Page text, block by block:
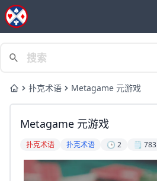
Home扑克术语 Metagame 元游戏
Metagame 元游戏
扑克术语 扑克术语 🕒 2 🗒️ 783